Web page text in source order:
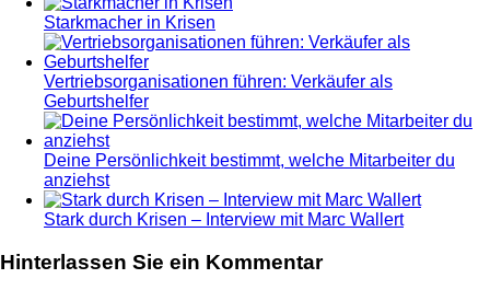
Starkmacher in Krisen
Vertriebsorganisationen führen: Verkäufer als
Geburtshelfer
Deine Persönlichkeit bestimmt, welche Mitarbeiter du
anziehst
Stark durch Krisen – Interview mit Marc Wallert
Hinterlassen Sie ein Kommentar